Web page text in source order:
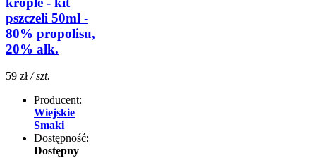
pszczeli 50ml -
80% propolisu,
20% alk.
59 zł / szt.
Producent:
Wiejskie
Smaki
Dostępność:
Dostępny